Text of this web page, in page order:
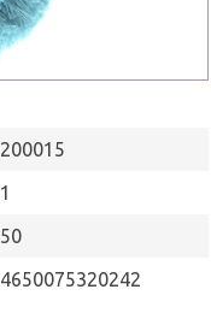
200015
1
50
4650075320242